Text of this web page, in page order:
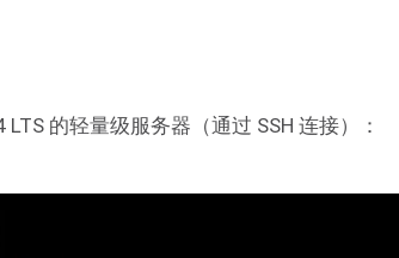
的轻量级服务器（通过 SSH 连接）：